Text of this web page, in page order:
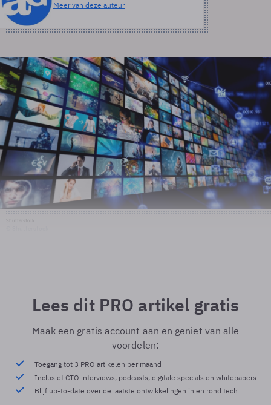
Meer van deze auteur
Lees dit PRO artikel gratis
Maak een gratis account aan en geniet van alle
voordelen:
Toegang tot 3 PRO artikelen per maand
Inclusief CTO interviews, podcasts, digitale specials en whitepapers
Blijf up-to-date over de laatste ontwikkelingen in en rond tech